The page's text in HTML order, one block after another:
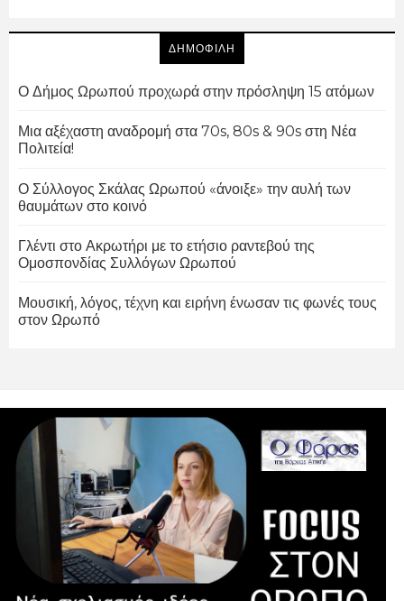
ΔΗΜΟΦΙΛΗ
Ο Δήμος Ωρωπού προχωρά στην πρόσληψη 15 ατόμων
Μια αξέχαστη αναδρομή στα 70s, 80s & 90s στη Νέα
Πολιτεία!
Ο Σύλλογος Σκάλας Ωρωπού «άνοιξε» την αυλή των
θαυμάτων στο κοινό
Γλέντι στο Ακρωτήρι με το ετήσιο ραντεβού της
Ομοσπονδίας Συλλόγων Ωρωπού
Μουσική, λόγος, τέχνη και ειρήνη ένωσαν τις φωνές τους
στον Ωρωπό